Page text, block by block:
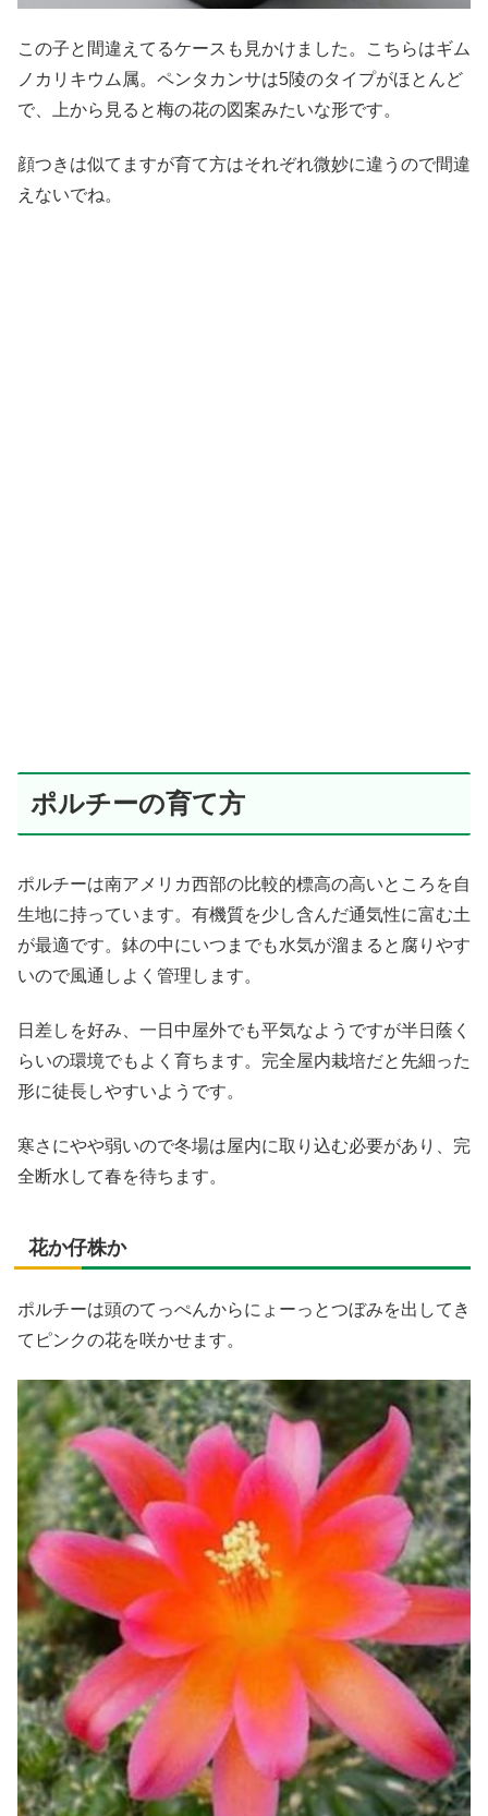
この子と間違えてるケースも見かけました。こちらはギム
ノカリキウム属。ペンタカンサは5陵のタイプがほとんど
で、上から見ると梅の花の図案みたいな形です。
顔つきは似てますが育て方はそれぞれ微妙に違うので間違
えないでね。
ポルチーの育て方
ポルチーは南アメリカ西部の比較的標高の高いところを自
生地に持っています。有機質を少し含んだ通気性に富む土
が最適です。鉢の中にいつまでも水気が溜まると腐りやす
いので風通しよく管理します。
日差しを好み、一日中屋外でも平気なようですが半日蔭く
らいの環境でもよく育ちます。完全屋内栽培だと先細った
形に徒長しやすいようです。
寒さにやや弱いので冬場は屋内に取り込む必要があり、完
全断水して春を待ちます。
花か仔株か
ポルチーは頭のてっぺんからにょーっとつぼみを出してき
てピンクの花を咲かせます。